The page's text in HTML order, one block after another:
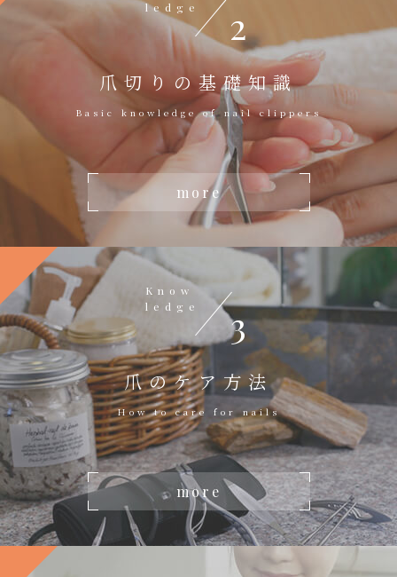
ledge 2
爪切りの基礎知識
Basic knowledge of nail clippers
more
Know
ledge
3
爪のケア方法
How to care for nails
more